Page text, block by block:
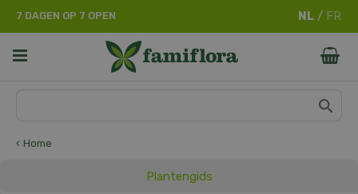
Home
7 DAGEN OP 7 OPEN
Plantengids